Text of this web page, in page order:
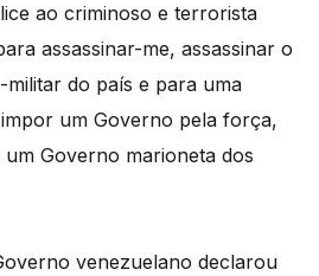
ao criminoso e terrorista
assassinar-me, assassinar o
do país e para uma
um Governo pela força,
Governo marioneta dos
venezuelano declarou